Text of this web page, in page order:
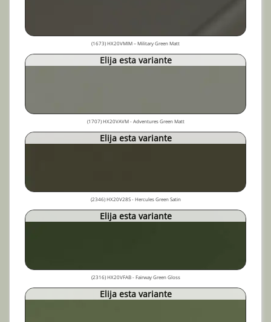
(1673) HX20VMIM – Military Green Matt
Elija esta variante
(1707) HX20VAVM - Adventures Green Matt
Elija esta variante
(2346) HX20V28S - Hercules Green Satin
Elija esta variante
(2316) HX20VFAB - Fairway Green Gloss
Elija esta variante